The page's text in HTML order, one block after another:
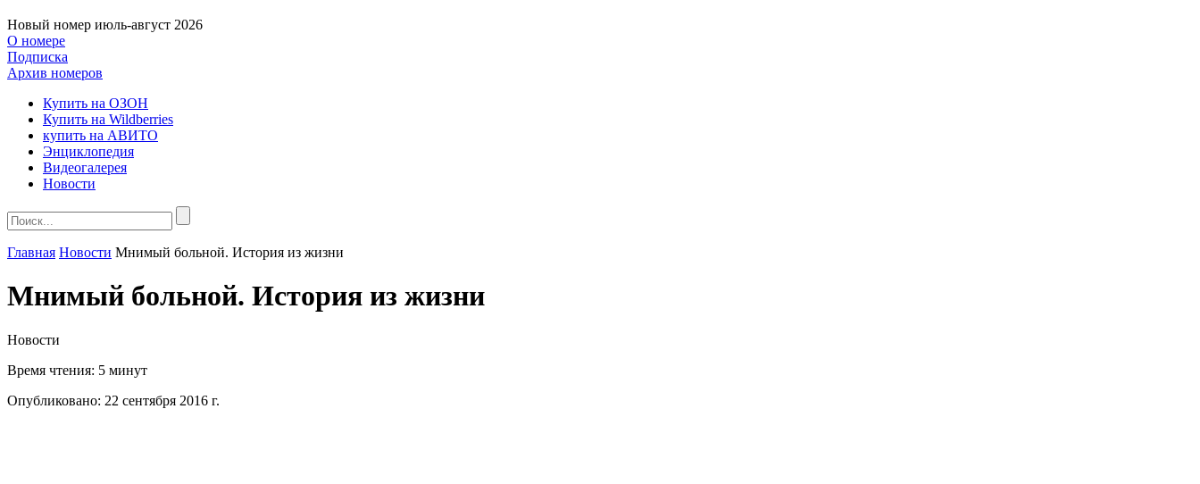
Новый номер июль-август 2026
О номере
Подписка
Архив номеров
Купить на ОЗОН
Купить на Wildberries
купить на АВИТО
Энциклопедия
Видеогалерея
Новости
Главная Новости Мнимый больной. История из жизни
Мнимый больной. История из жизни
Новости
Время чтения: 5 минут
Опубликовано: 22 сентября 2016 г.